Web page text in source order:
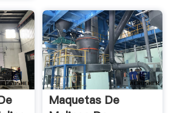
Maquetas De